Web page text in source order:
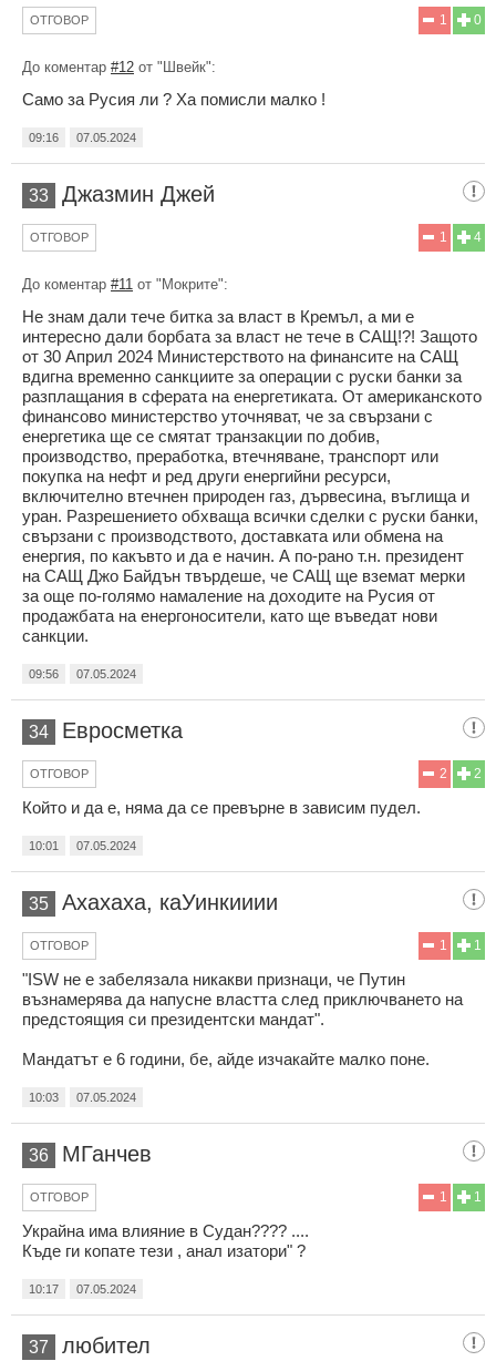
0
1
ОТГОВОР
До коментар #12 от "Швейк":
Само за Русия ли ? Ха помисли малко !
09:16 07.05.2024
33 Джазмин Джей
4
1
ОТГОВОР
До коментар #11 от "Мокрите":
Не знам дали тече битка за власт в Кремъл, а ми е
интересно дали борбата за власт не тече в САЩ!?! Защото
от 30 Април 2024 Министерството на финансите на САЩ
вдигна временно санкциите за операции с руски банки за
разплащания в сферата на енергетиката. От американското
финансово министерство уточняват, че за свързани с
енергетика ще се смятат транзакции по добив,
производство, преработка, втечняване, транспорт или
покупка на нефт и ред други енергийни ресурси,
включително втечнен природен газ, дървесина, въглища и
уран. Разрешението обхваща всички сделки с руски банки,
свързани с производството, доставката или обмена на
енергия, по какъвто и да е начин. А по-рано т.н. президент
на САЩ Джо Байдън твърдеше, че САЩ ще вземат мерки
за още по-голямо намаление на доходите на Русия от
продажбата на енергоносители, като ще въведат нови
санкции.
09:56 07.05.2024
34 Евросметка
2
2
ОТГОВОР
Който и да е, няма да се превърне в зависим пудел.
10:01 07.05.2024
35 Ахахаха, каУинкииии
1
1
ОТГОВОР
"ISW не е забелязала никакви признаци, че Путин
възнамерява да напусне властта след приключването на
предстоящия си президентски мандат".
Мандатът е 6 години, бе, айде изчакайте малко поне.
10:03 07.05.2024
36 МГанчев
1
1
ОТГОВОР
Украйна има влияние в Судан???? ....
Къде ги копате тези , анал изатори" ?
10:17 07.05.2024
37 любител